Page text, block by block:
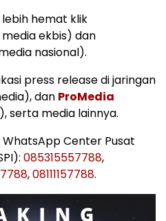
hemat klik
media ekbis) dan
nasional).
press release di jaringan
dan ProMedia
serta media lainnya.
Center Pusat
085315557788,
,08111157788.